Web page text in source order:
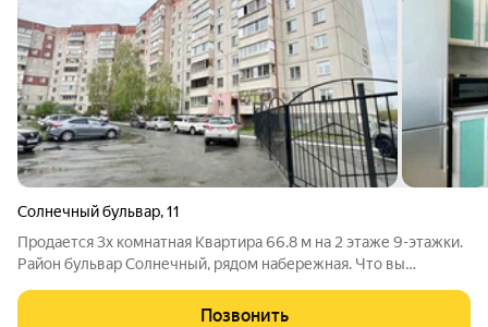
Солнечный бульвар,11
Продается 3х комнатная Квартира 66.8 м на 2 этаже 9-этажки.
Район бульвар Солнечный, рядом набережная. Что вы
БЕСПЛАТНО Кухонный гарнитур с современной газовой
Позвонить